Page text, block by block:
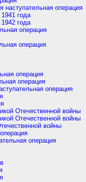
наступательная операция
года
года
операция
операция
операция
операция
операция
Отечественной войны
Отечественной войны
войны
операция